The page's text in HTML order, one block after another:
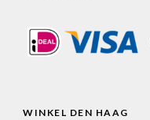
WINKEL DEN HAAG